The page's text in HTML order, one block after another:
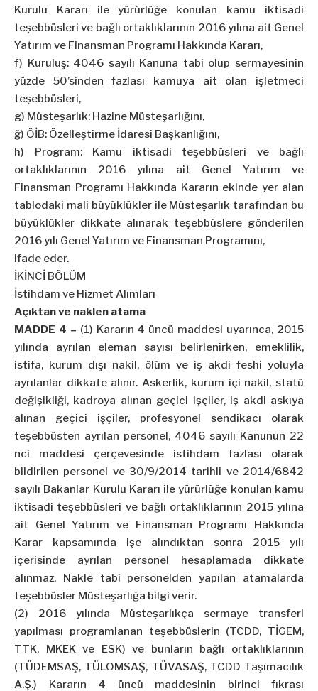
Kurulu Kararı ile yürürlüğe konulan kamu iktisadi
teşebbüsleri ve bağlı ortaklıklarının 2016 yılına ait Genel
Yatırım ve Finansman Programı Hakkında Kararı,
f) Kuruluş: 4046 sayılı Kanuna tabi olup sermayesinin
yüzde 50’sinden fazlası kamuya ait olan işletmeci
teşebbüsleri,
g) Müsteşarlık: Hazine Müsteşarlığını,
ğ) ÖİB: Özelleştirme İdaresi Başkanlığını,
h) Program: Kamu iktisadi teşebbüsleri ve bağlı
ortaklıklarının 2016 yılına ait Genel Yatırım ve
Finansman Programı Hakkında Kararın ekinde yer alan
tablodaki mali büyüklükler ile Müsteşarlık tarafından bu
büyüklükler dikkate alınarak teşebbüslere gönderilen
2016 yılı Genel Yatırım ve Finansman Programını,
ifade eder.
İKİNCİ BÖLÜM
İstihdam ve Hizmet Alımları
Açıktan ve naklen atama
MADDE 4 – (1) Kararın 4 üncü maddesi uyarınca, 2015
yılında ayrılan eleman sayısı belirlenirken, emeklilik,
istifa, kurum dışı nakil, ölüm ve iş akdi feshi yoluyla
ayrılanlar dikkate alınır. Askerlik, kurum içi nakil, statü
değişikliği, kadroya alınan geçici işçiler, iş akdi askıya
alınan geçici işçiler, profesyonel sendikacı olarak
teşebbüsten ayrılan personel, 4046 sayılı Kanunun 22
nci maddesi çerçevesinde istihdam fazlası olarak
bildirilen personel ve 30/9/2014 tarihli ve 2014/6842
sayılı Bakanlar Kurulu Kararı ile yürürlüğe konulan kamu
iktisadi teşebbüsleri ve bağlı ortaklıklarının 2015 yılına
ait Genel Yatırım ve Finansman Programı Hakkında
Karar kapsamında işe alındıktan sonra 2015 yılı
içerisinde ayrılan personel hesaplamada dikkate
alınmaz. Nakle tabi personelden yapılan atamalarda
teşebbüsler Müsteşarlığa bilgi verir.
(2) 2016 yılında Müsteşarlıkça sermaye transferi
yapılması programlanan teşebbüslerin (TCDD, TİGEM,
TTK, MKEK ve ESK) ve bunların bağlı ortaklıklarının
(TÜDEMSAŞ, TÜLOMSAŞ, TÜVASAŞ, TCDD Taşımacılık
A.Ş.) Kararın 4 üncü maddesinin birinci fıkrası